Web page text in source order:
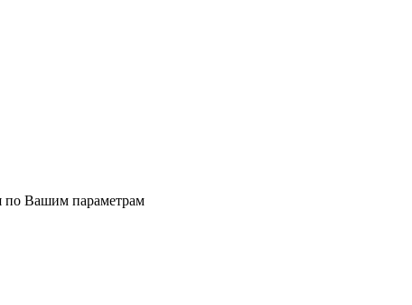
по Вашим параметрам